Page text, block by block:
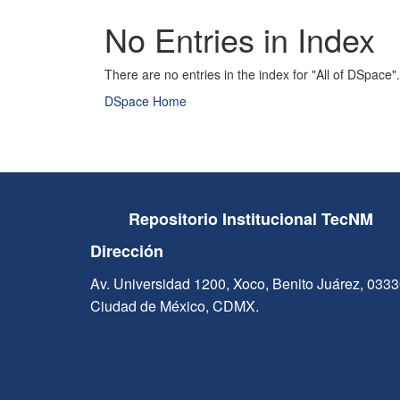
No Entries in Index
There are no entries in the index for "All of DSpace".
DSpace Home
Repositorio Institucional TecNM
Dirección
Av. Universidad 1200, Xoco, Benito Juárez,
Ciudad de México, CDMX.